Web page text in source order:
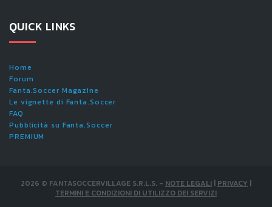
QUICK LINKS
Home
Forum
Fanta.Soccer Magazine
Le vignette di Fanta.Soccer
FAQ
Pubblicità su Fanta.Soccer
PREMIUM
2026 © FANTASOCCERVILLAGE S.R.L.S. - NOTE LEGALI | PRIVACY |
TERMINI E CONDIZIONI DI UTILIZZO DEI SERVIZI